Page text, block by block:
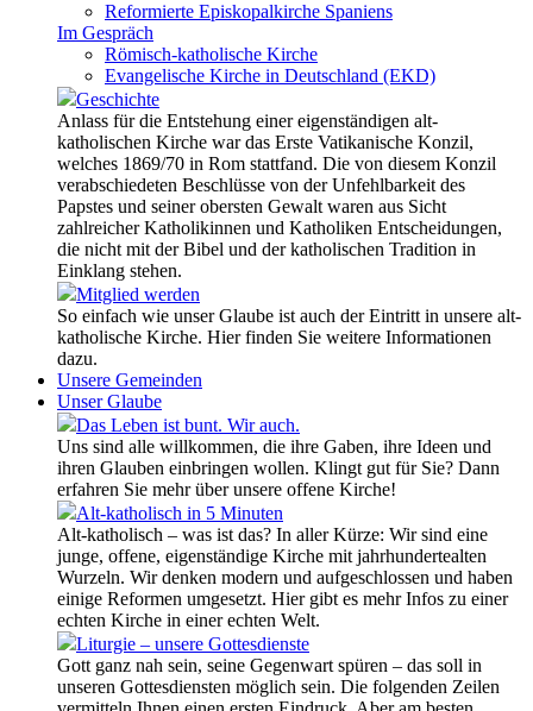
Reformierte Episkopalkirche Spaniens
Im Gespräch
Römisch-katholische Kirche
Evangelische Kirche in Deutschland (EKD)
Geschichte
Anlass für die Entstehung einer eigenständigen alt-
katholischen Kirche war das Erste Vatikanische Konzil,
welches 1869/70 in Rom stattfand. Die von diesem Konzil
verabschiedeten Beschlüsse von der Unfehlbarkeit des
Papstes und seiner obersten Gewalt waren aus Sicht
zahlreicher Katholikinnen und Katholiken Entscheidungen,
die nicht mit der Bibel und der katholischen Tradition in
Einklang stehen.
Mitglied werden
So einfach wie unser Glaube ist auch der Eintritt in unsere alt-
katholische Kirche. Hier finden Sie weitere Informationen
dazu.
Unsere Gemeinden
Unser Glaube
Das Leben ist bunt. Wir auch.
Uns sind alle willkommen, die ihre Gaben, ihre Ideen und
ihren Glauben einbringen wollen. Klingt gut für Sie? Dann
erfahren Sie mehr über unsere offene Kirche!
Alt-katholisch in 5 Minuten
Alt-katholisch – was ist das? In aller Kürze: Wir sind eine
junge, offene, eigenständige Kirche mit jahrhundertealten
Wurzeln. Wir denken modern und aufgeschlossen und haben
einige Reformen umgesetzt. Hier gibt es mehr Infos zu einer
echten Kirche in einer echten Welt.
Liturgie – unsere Gottesdienste
Gott ganz nah sein, seine Gegenwart spüren – das soll in
unseren Gottesdiensten möglich sein. Die folgenden Zeilen